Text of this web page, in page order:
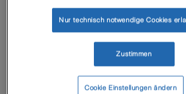
Nur technisch notwendige Cookies
Zustimmen
Cookie Einstellungen ändern